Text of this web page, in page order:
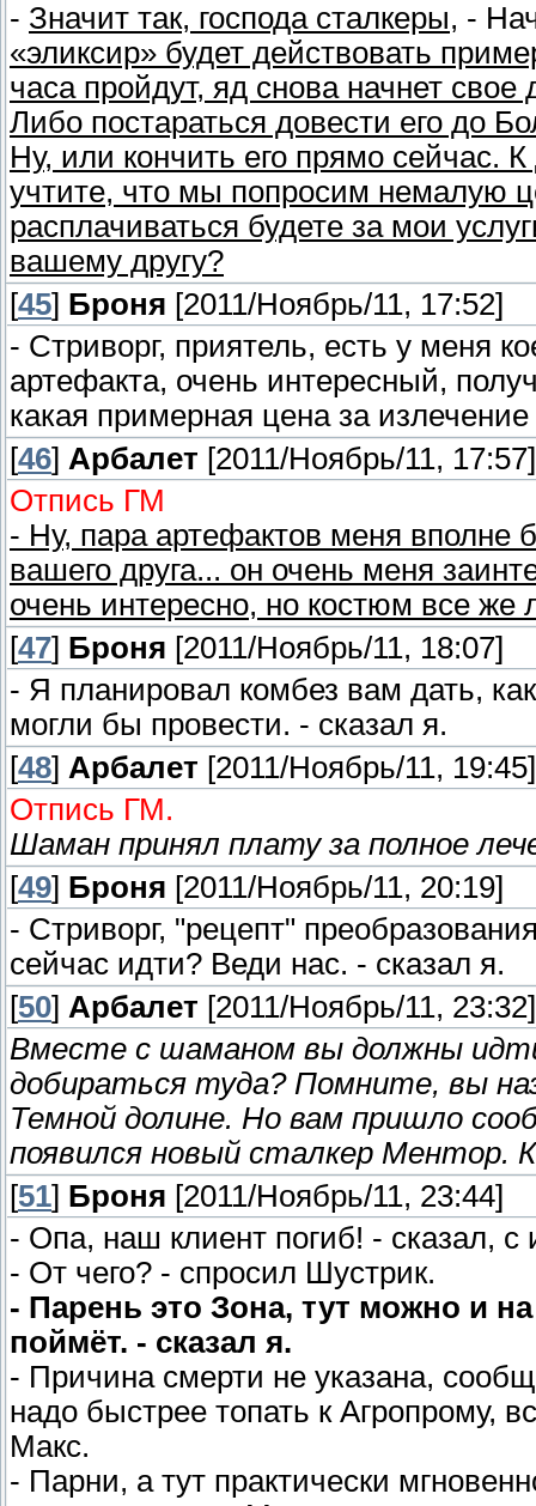
- Значит так, господа сталкеры, -
«эликсир» будет действовать
часа пройдут, яд снова начнет
Либо постараться довести его до
Ну, или кончить его прямо сейчас.
учтите, что мы попросим немалую
расплачиваться будете за мои
вашему другу?
[45] Броня [2011/Ноябрь/11, 17:52]
- Стриворг, приятель, есть у меня
артефакта, очень интересный,
какая примерная цена за
[46] Арбалет [2011/Ноябрь/11, 17:57]
Отпись ГМ
- Ну, пара артефактов меня вполне
вашего друга... он очень меня
очень интересно, но костюм все же
[47] Броня [2011/Ноябрь/11, 18:07]
- Я планировал комбез вам дать,
могли бы провести. - сказал я.
[48] Арбалет [2011/Ноябрь/11, 19:45]
Отпись ГМ.
Шаман принял плату за полное
[49] Броня [2011/Ноябрь/11, 20:19]
- Стриворг, "рецепт"
сейчас идти? Веди нас. - сказал я.
[50] Арбалет [2011/Ноябрь/11, 23:32]
Вместе с шаманом вы должны
добираться туда? Помните, вы
Темной долине. Но вам пришло
появился новый сталкер Ментор.
[51] Броня [2011/Ноябрь/11, 23:44]
- Опа, наш клиент погиб! - сказал, с
- От чего? - спросил Шустрик.
- Парень это Зона, тут можно и
поймёт. - сказал я.
- Причина смерти не указана,
надо быстрее топать к Агропрому,
Макс.
- Парни, а тут практически